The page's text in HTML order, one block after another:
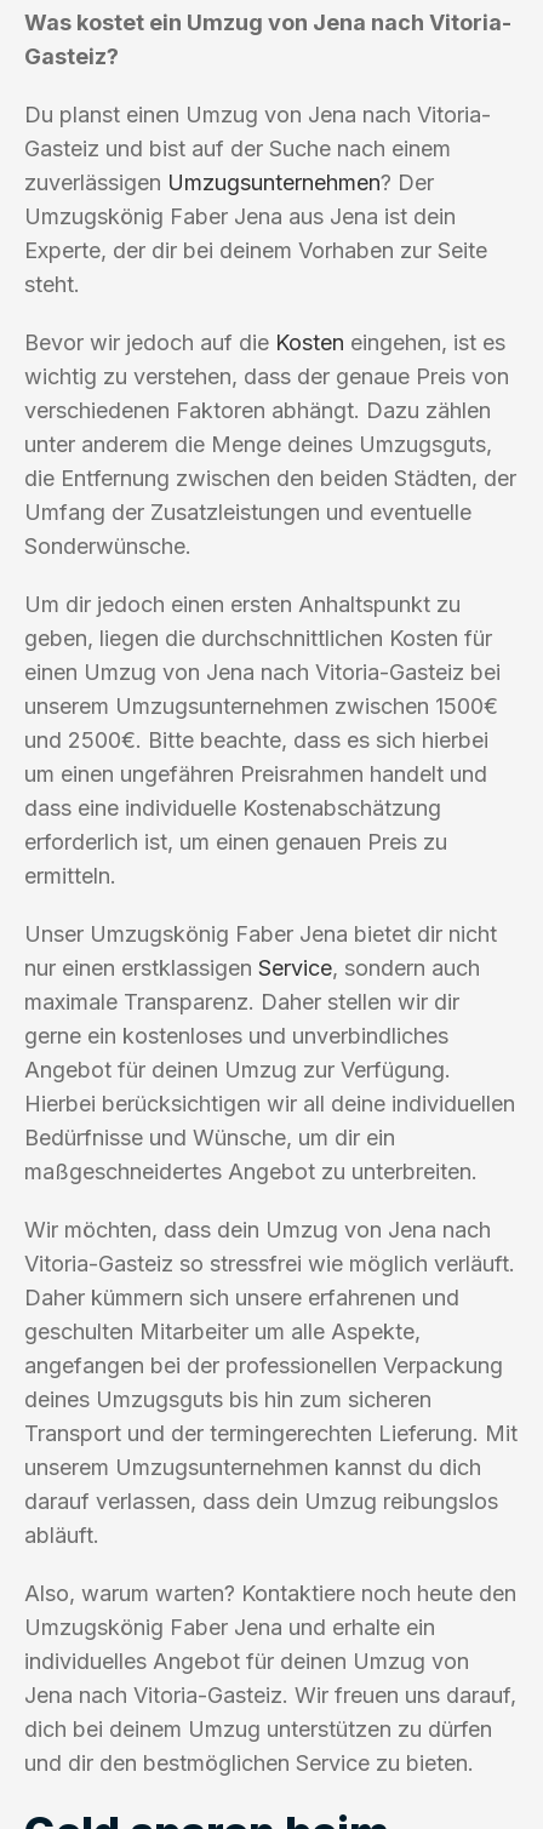
Was kostet ein Umzug von Jena nach Vitoria-
Gasteiz?
Du planst einen Umzug von Jena nach Vitoria-
Gasteiz und bist auf der Suche nach einem
zuverlässigen Umzugsunternehmen? Der
Umzugskönig Faber Jena aus Jena ist dein
Experte, der dir bei deinem Vorhaben zur Seite
steht.
Bevor wir jedoch auf die Kosten eingehen, ist es
wichtig zu verstehen, dass der genaue Preis von
verschiedenen Faktoren abhängt. Dazu zählen
unter anderem die Menge deines Umzugsguts,
die Entfernung zwischen den beiden Städten, der
Umfang der Zusatzleistungen und eventuelle
Sonderwünsche.
Um dir jedoch einen ersten Anhaltspunkt zu
geben, liegen die durchschnittlichen Kosten für
einen Umzug von Jena nach Vitoria-Gasteiz bei
unserem Umzugsunternehmen zwischen 1500€
und 2500€. Bitte beachte, dass es sich hierbei
um einen ungefähren Preisrahmen handelt und
dass eine individuelle Kostenabschätzung
erforderlich ist, um einen genauen Preis zu
ermitteln.
Unser Umzugskönig Faber Jena bietet dir nicht
nur einen erstklassigen Service, sondern auch
maximale Transparenz. Daher stellen wir dir
gerne ein kostenloses und unverbindliches
Angebot für deinen Umzug zur Verfügung.
Hierbei berücksichtigen wir all deine individuellen
Bedürfnisse und Wünsche, um dir ein
maßgeschneidertes Angebot zu unterbreiten.
Wir möchten, dass dein Umzug von Jena nach
Vitoria-Gasteiz so stressfrei wie möglich verläuft.
Daher kümmern sich unsere erfahrenen und
geschulten Mitarbeiter um alle Aspekte,
angefangen bei der professionellen Verpackung
deines Umzugsguts bis hin zum sicheren
Transport und der termingerechten Lieferung. Mit
unserem Umzugsunternehmen kannst du dich
darauf verlassen, dass dein Umzug reibungslos
abläuft.
Also, warum warten? Kontaktiere noch heute den
Umzugskönig Faber Jena und erhalte ein
individuelles Angebot für deinen Umzug von
Jena nach Vitoria-Gasteiz. Wir freuen uns darauf,
dich bei deinem Umzug unterstützen zu dürfen
und dir den bestmöglichen Service zu bieten.